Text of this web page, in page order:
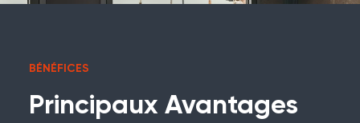
BÉNÉFICES
Principaux Avantages